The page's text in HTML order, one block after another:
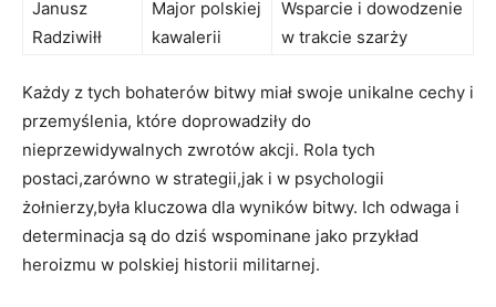
Janusz
Radziwiłł
Major‌ polskiej‍
kawalerii
Wsparcie i dowodzenie
w trakcie szarży
Każdy z tych bohaterów bitwy miał swoje⁣ unikalne cechy i‌
przemyślenia, które doprowadziły do
nieprzewidywalnych zwrotów akcji. Rola tych
postaci,zarówno ​w strategii,jak i⁤ w psychologii​
żołnierzy,była kluczowa ⁢dla wyników⁣ bitwy. Ich odwaga⁣ i
determinacja są do dziś wspominane jako przykład
⁤heroizmu w polskiej historii militarnej.